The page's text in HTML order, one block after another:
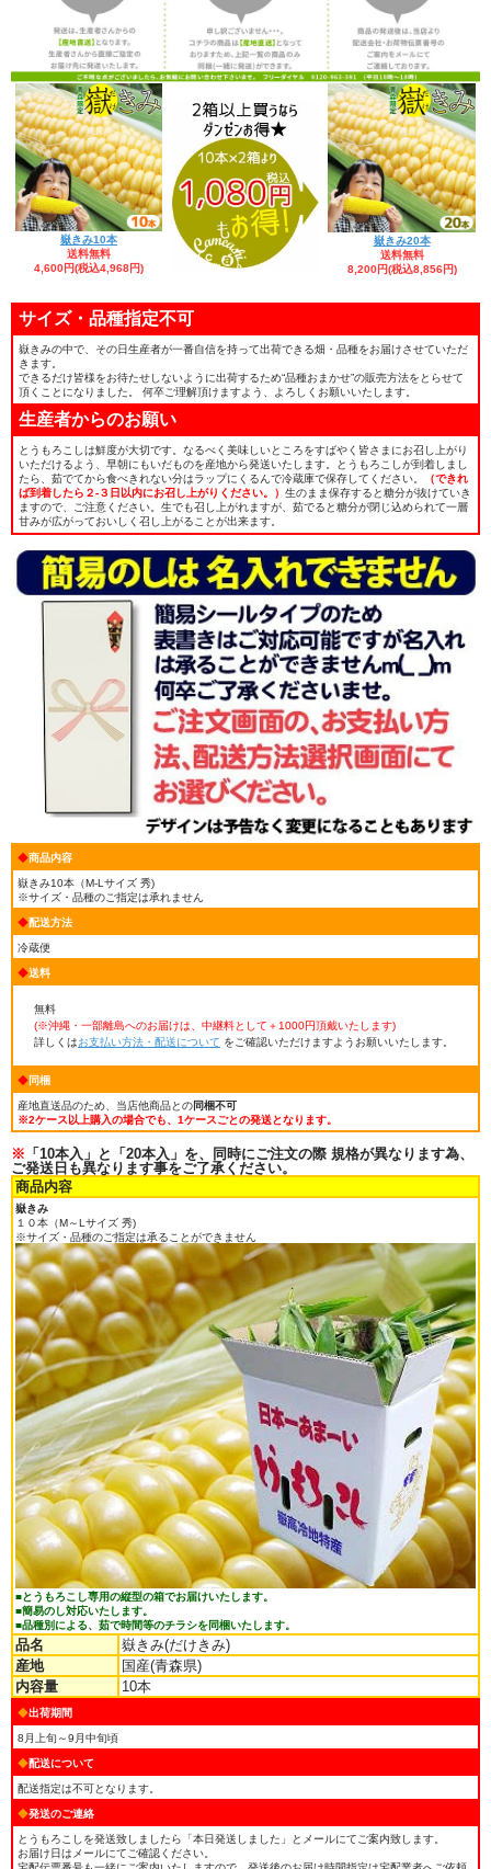
嶽きみ10本
送料無料
4,600円(税込4,968円)
嶽きみ20本
送料無料
8,200円(税込8,856円)
サイズ・品種指定不可
嶽きみの中で、その日生産者が一番自信を持って出荷できる畑・品種をお届けさせていただ
きます。
できるだけ皆様をお待たせしないように出荷するため“品種おまかせ”の販売方法をとらせて
頂くことになりました。 何卒ご理解頂けますよう、よろしくお願いいたします。
生産者からのお願い
とうもろこしは鮮度が大切です。なるべく美味しいところをすばやく皆さまにお召し上がり
いただけるよう、早朝にもいだものを産地から発送いたします。とうもろこしが到着しまし
たら、茹でてから食べきれない分はラップにくるんで冷蔵庫で保存してください。
（できれ
ば到着したら２-３日以内にお召し上がりください。） 生のまま保存すると糖分が抜けていき
ますので、ご注意ください。生でも召し上がれますが、茹でると糖分が閉じ込められて一層
甘みが広がっておいしく召し上がることが出来ます。
◆商品内容
嶽きみ10本（M-Lサイズ 秀)
※サイズ・品種のご指定は承れません
◆配送方法
冷蔵便
◆送料
無料
(※沖縄・一部離島へのお届けは、中継料として＋1000円頂戴いたします)
詳しくはお支払い方法・配送について をご確認いただけますようお願いいたします。
◆同梱
産地直送品のため、当店他商品との同梱不可
※2ケース以上購入の場合でも、1ケースごとの発送となります。
※ 「10本入」と「20本入」を、同時にご注文の際 規格が異なります為、
ご発送日も異なります事をご了承ください。
商品内容
嶽きみ
１０本（M～Lサイズ 秀)
※サイズ・品種のご指定は承ることができません
■とうもろこし専用の縦型の箱でお届けいたします。
■簡易のし対応いたします。
■品種別による、茹で時間等のチラシを同梱いたします。
品名
嶽きみ(だけきみ)
産地
国産(青森県)
内容量
10本
◆出荷期間
8月上旬～9月中旬頃
◆配送について
配送指定は不可となります。
◆発送のご連絡
とうもろこしを発送致しましたら「本日発送しました」とメールにてご案内致します。
お届け日はメールにてご確認ください。